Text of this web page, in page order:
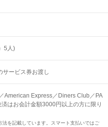
5人)
サービス券お渡し
American Express／Diners Club／PA
はお会計金額3000円以上の方に限り
を記載しています。スマート支払いではご